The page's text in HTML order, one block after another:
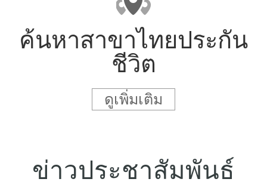
ค้นหาสาขาไทยประกัน
ชีวิต
ดูเพิ่มเติม
ข่าวประชาสัมพันธ์